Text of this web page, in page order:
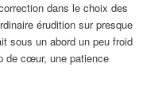
dans le choix des
érudition sur presque
sous un abord un peu froid
de cœur, une patience